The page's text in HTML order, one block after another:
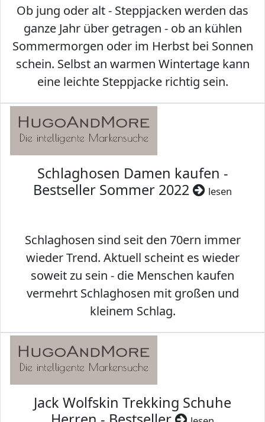
Ob jung oder alt - Steppjacken werden das
ganze Jahr über getragen - ob an kühlen
Sommermorgen oder im Herbst bei Sonnen
schein. Selbst an warmen Wintertage kann
eine leichte Steppjacke richtig sein.
Schlaghosen Damen kaufen -
Bestseller Sommer 2022
lesen
Schlaghosen sind seit den 70ern immer
wieder Trend. Aktuell scheint es wieder
soweit zu sein - die Menschen kaufen
vermehrt Schlaghosen mit großen und
kleinem Schlag.
Jack Wolfskin Trekking Schuhe